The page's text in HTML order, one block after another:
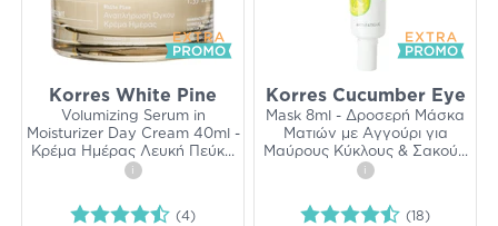
Korres White Pine
Volumizing Serum in
Moisturizer Day Cream 40ml -
Κρέμα Ημέρας Λευκή Πεύκ...
i
(4)
Korres Cucumber Eye
Mask 8ml - Δροσερή Μάσκα
Ματιών με Aγγούρι για
Μαύρους Κύκλους & Σακού...
i
(18)